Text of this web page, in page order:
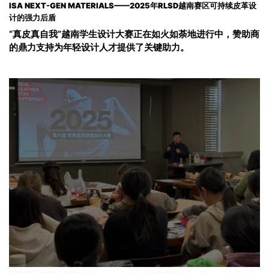
ISA NEXT-GEN MATERIALS——2025年RLSD越南赛区可持续皮革设
计的强力后盾
“真皮真自我”越南学生设计大赛正在如火如荼地进行中，赞助商
的鼎力支持为年轻设计人才提供了关键助力。